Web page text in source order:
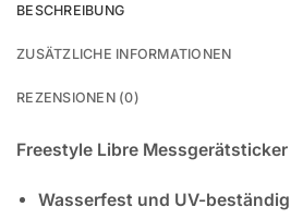
BESCHREIBUNG
ZUSÄTZLICHE INFORMATIONEN
REZENSIONEN (0)
Freestyle Libre
Wasserfest und UV-beständig